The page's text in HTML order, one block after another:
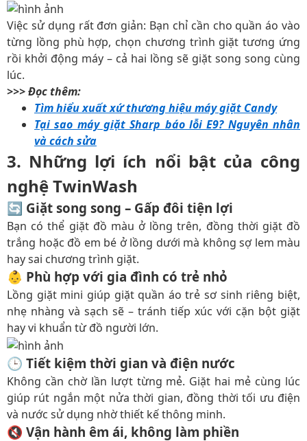
Việc sử dụng rất đơn giản: Bạn chỉ cần cho quần áo vào
từng lồng phù hợp, chọn chương trình giặt tương ứng
rồi khởi động máy – cả hai lồng sẽ giặt song song cùng
lúc.
>>> Đọc thêm:
Tìm hiểu xuất xứ thương hiệu máy giặt Candy
Tại sao máy giặt Sharp báo lỗi E9? Nguyên nhân
và cách sửa
3. Những lợi ích nổi bật của công
nghệ TwinWash
🔄 Giặt song song – Gấp đôi tiện lợi
Bạn có thể giặt đồ màu ở lồng trên, đồng thời giặt đồ
trắng hoặc đồ em bé ở lồng dưới mà không sợ lem màu
hay sai chương trình giặt.
👶 Phù hợp với gia đình có trẻ nhỏ
Lồng giặt mini giúp giặt quần áo trẻ sơ sinh riêng biệt,
nhẹ nhàng và sạch sẽ – tránh tiếp xúc với cặn bột giặt
hay vi khuẩn từ đồ người lớn.
🕒 Tiết kiệm thời gian và điện nước
Không cần chờ lần lượt từng mẻ. Giặt hai mẻ cùng lúc
giúp rút ngắn một nửa thời gian, đồng thời tối ưu điện
và nước sử dụng nhờ thiết kế thông minh.
🔇 Vận hành êm ái, không làm phiền